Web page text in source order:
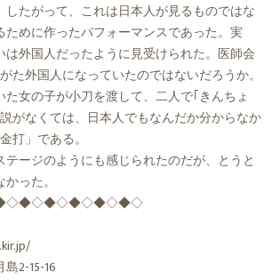
したがって、これは日本人が見るものではな
ために作ったパフォーマンスであった。実
外国人だったように見受けられた。医師会
た外国人になっていたのではないだろうか。
女の子が小刀を渡して、二人で｢きんちょ
がなくては、日本人でもなんだか分からなか
打」である。
ージのようにも感じられたのだが、とうと
った。
2-15-16